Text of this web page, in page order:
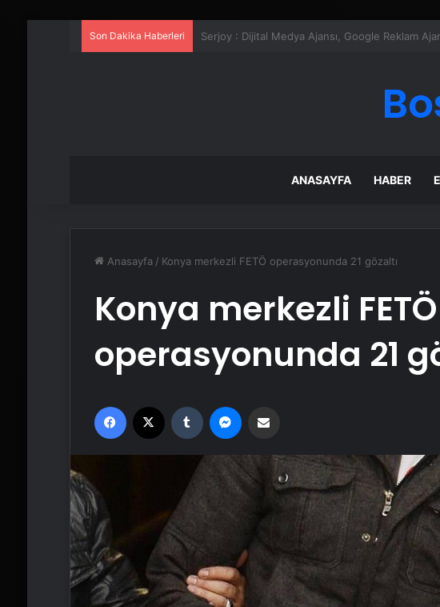
Son Dakika Haberleri UETDS Nedir ? Uetds.com İle Akıllı Dijital
ANASAYFA HABER
Anasayfa / Konya merkezli FETÖ operasyonunda 21 gözaltı
Konya merkezli FETÖ
operasyonunda 21
Facebook Tumblr